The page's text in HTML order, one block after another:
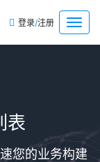
菜
单
登录/注册
表
您的业务构建